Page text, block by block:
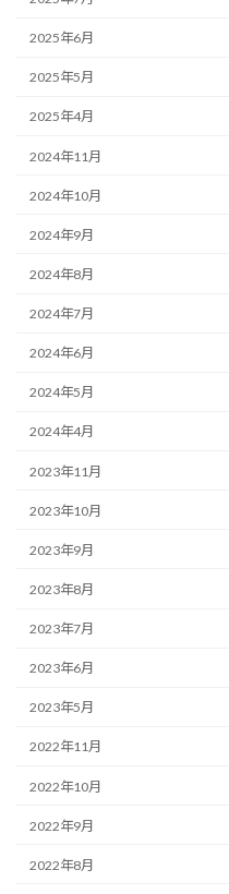
2025年6月
2025年5月
2025年4月
2024年11月
2024年10月
2024年9月
2024年8月
2024年7月
2024年6月
2024年5月
2024年4月
2023年11月
2023年10月
2023年9月
2023年8月
2023年7月
2023年6月
2023年5月
2022年11月
2022年10月
2022年9月
2022年8月